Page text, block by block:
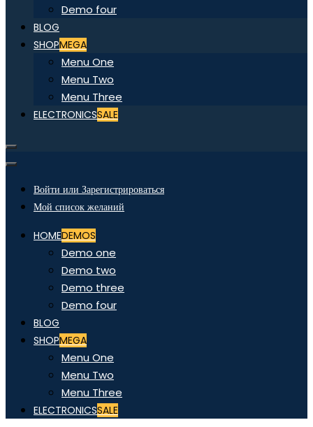
Demo four
BLOG
SHOPMEGA
Menu One
Menu Two
Menu Three
ELECTRONICSSALE
Войти или Зарегистрироваться
Мой список желаний
HOMEDEMOS
Demo one
Demo two
Demo three
Demo four
BLOG
SHOPMEGA
Menu One
Menu Two
Menu Three
ELECTRONICSSALE